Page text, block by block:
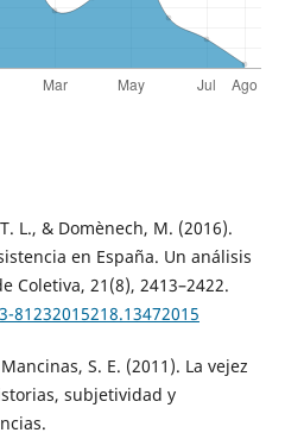
L., & Domènech, M. (2016).
en España. Un análisis
Coletiva, 21(8), 2413–2422.
S. E. (2011). La vejez
subjetividad y